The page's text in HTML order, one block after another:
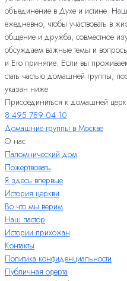
объединение в Духе и истине.
ежедневно, чтобы участвовать в
общение и дружба, совместное
обсуждаем важные темы и
и Его принятие. Если вы
стать частью домашней группы,
указан ниже
Присоединиться к домашней
8 495 789 04 10
Домашние группы в Москве
О нас
Паломнический дом
Пожертвовать
Я здесь впервые
История церкви
Во что мы верим
Наш пастор
Истории прихожан
Контакты
Политика конфиденциальности
Публичная оферта